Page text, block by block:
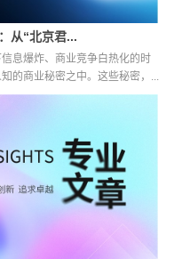
从“北京君...
息爆炸、商业竞争白热化的时
的商业秘密之中。这些秘密，...